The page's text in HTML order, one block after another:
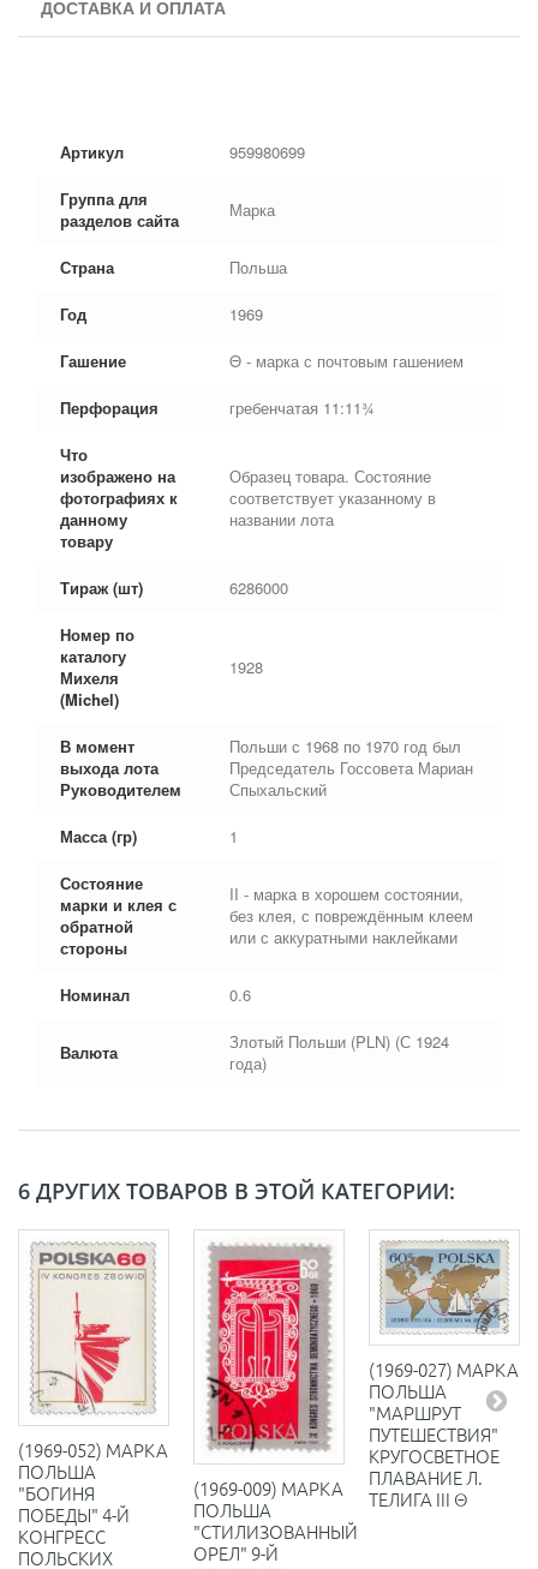
ДОСТАВКА И ОПЛАТА
Артикул 959980699
Группа для
разделов сайта
Марка
Страна Польша
Год 1969
Гашение Θ - марка с почтовым гашением
Перфорация гребенчатая 11:11¾
Что
изображено на
фотографиях к
данному
товару
Образец товара. Состояние
соответствует указанному в
названии лота
Тираж (шт) 6286000
Номер по
каталогу
Михеля
(Michel)
1928
В момент
выхода лота
Руководителем
Польши с 1968 по 1970 год был
Председатель Госсовета Мариан
Спыхальский
Масса (гр) 1
Состояние
марки и клея с
обратной
стороны
II - марка в хорошем состоянии,
без клея, с повреждённым клеем
или с аккуратными наклейками
Номинал 0.6
Валюта
Злотый Польши (PLN) (С 1924
года)
6 ДРУГИХ ТОВАРОВ В ЭТОЙ КАТЕГОРИИ:
(1969-052) МАРКА
ПОЛЬША
"БОГИНЯ
ПОБЕДЫ" 4-Й
КОНГРЕСС
ПОЛЬСКИХ
(1969-009) МАРКА
ПОЛЬША
"СТИЛИЗОВАННЫЙ
ОРЕЛ" 9-Й
(1969-027) МАРКА
ПОЛЬША
"МАРШРУТ
ПУТЕШЕСТВИЯ"
КРУГОСВЕТНОЕ
ПЛАВАНИЕ Л.
ТЕЛИГА III Θ